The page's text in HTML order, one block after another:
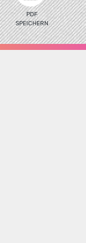
PDF
SPEICHERN